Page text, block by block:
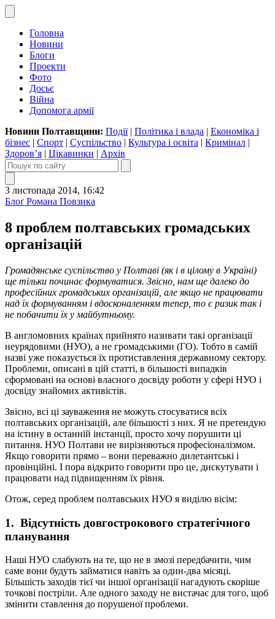
Головна
Новини
Блоги
Проекти
Фото
Досьє
Війна
Допомога армії
Новини Полтавщини: Події| Політика і влада | Економіка і
бізнес | Спорт | Суспільство | Культура і освіта | Кримінал |
Здоров’я | Цікавинки | Архів
3 листопада 2014, 16:42
Блоґ Романа Повзика
8 проблем полтавських громадських
організацій
Громадянське суспільство у Полтаві (як і в цілому в Україні)
ще тільки починає формуватися. Звісно, нам ще далеко до
професійних громадських організацій, але якщо не працювати
над їх формуванням і вдосконаленням тепер, то є ризик так і
не побачити їх у майбутньому.
В англомовних країнах прийнято називати такі організації
неурядовими (НУО), а не громадськими (ГО). Тобто в самій
назві уже показується їх протиставлення державному сектору.
Проблеми, описані в цій статті, в більшості випадків
сформовані на основі власного досвіду роботи у сфері НУО і
досвіду знайомих активістів.
Звісно, всі ці зауваження не можуть стосуватися всіх
полтавських організацій, але більшості з них. Я не претендую
на істину в останній інстанції, просто хочу порушити ці
питання. НУО Полтави не вирізняються професіоналізмом.
Якщо говорити прямо – вони переважно дилетантські і
провінційні. І пора відкрито говорити про це, дискутувати і
працювати над підвищенням їх рівня.
Отож, серед проблем полтавських НУО я виділю вісім:
1. Відсутність довгострокового стратегічного
планування
Наші НУО слабують на те, що не в змозі передбачити, чим
саме вони будуть займатися навіть за один-два місяці.
Більшість заходів тієї чи іншої організації нагадують скоріше
точкові постріли. Але одного заходу не вистачає для того, щоб
змінити ставлення до порушеної проблеми.